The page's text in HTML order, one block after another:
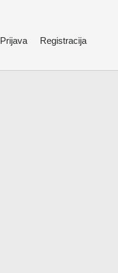
Prijava Registracija